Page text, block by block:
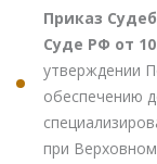
Приказ
Суде РФ от
утверждении
обеспечению
при